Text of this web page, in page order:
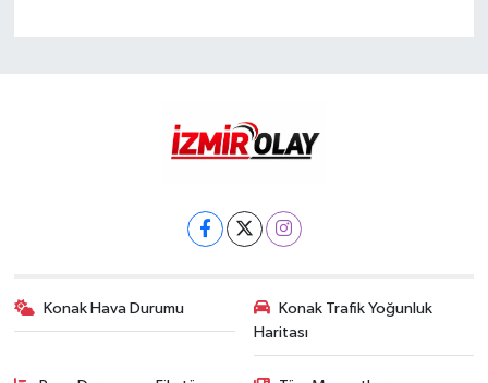
Konak Hava Durumu
Konak Trafik Yoğunluk
Haritası